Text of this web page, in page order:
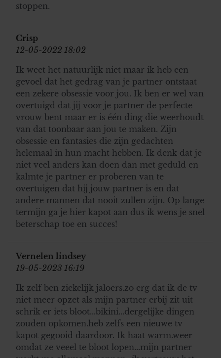
stoppen.
Crisp
12-05-2022 18:02
Ik weet het natuurlijk niet maar ik heb een
gevoel dat het gedrag van je partner ontstaat
een zekere obsessie voor jou. Ik ben er wel van
overtuigd dat jij voor je partner de perfecte
vrouw bent maar er is één ding die weerhoudt
van dat toonbaar aan jou te maken. Zijn
obsessie en fantasies die zijn gedachten
helemaal in hun macht hebben. Ik denk dat je
niet veel anders kan doen dan met geduld en
kalmte je partner er proberen van te
overtuigen dat hij jouw partner is en dat
andere mannen dat nooit zullen zijn. Op lange
termijn ga je hier kapot aan dus ik wens je snel
beterschap toe en succes!
Vernelen lindsey
19-05-2023 16:19
Ik zelf ben ziekelijk jaloers.zo erg dat ik de tv
niet meer opzet als mijn partner erbij zit uit
schrik er iets bloot...bikini...dergelijke dingen
zouden opkomen.heb zelfs een nieuwe tv
kapot gegooid daardoor. Ik haat warm.weer
omdat ze veeel te bloot lopen...mijn partner